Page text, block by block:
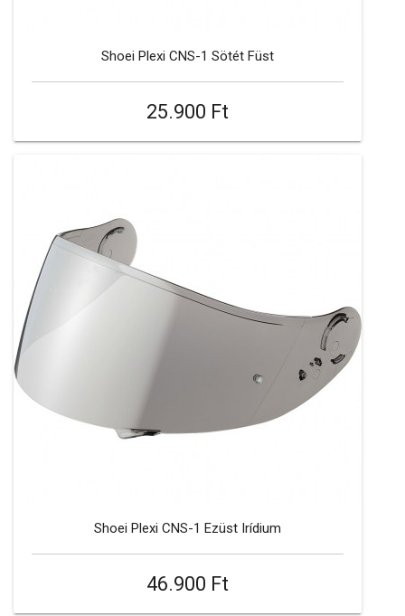
Shoei Plexi CNS-1 Sötét Füst
25.900 Ft
Shoei Plexi CNS-1 Ezüst Irídium
46.900 Ft